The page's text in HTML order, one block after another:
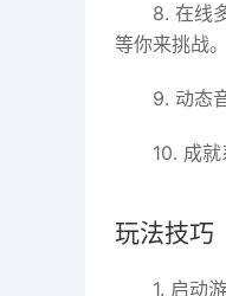
8. 在线
等你来挑战。
9. 动态
10. 成就
玩法技巧
1. 启动